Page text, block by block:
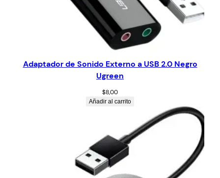
Adaptador de Sonido Externo a USB 2.0 Negro
Ugreen
$8,00
Añadir al carrito